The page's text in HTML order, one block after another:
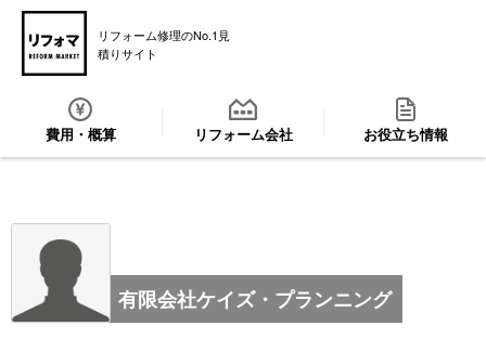
リフォーム修理のNo.1見
積りサイト
費用・概算 リフォーム会社 お役立ち情報
有限会社ケイズ・プランニング